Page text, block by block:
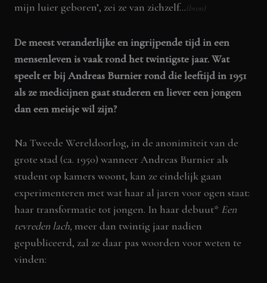
mijn luier geboren’, zei ze van zichzelf…(bron)
De meest veranderlijke en ingrijpende tijd in een
mensenleven is vaak rond het twintigste jaar. Wat
speelt er bij Andreas Burnier rond die leeftijd in 1951
als ze medicijnen gaat studeren en liever een jongen
dan een meisje wil zijn?
Na Tweede Wereldoorlog, in de anonimiteit van de
grote stad (ca. 1950) wanneer Andreas Burnier als
student op kamers woont, kan ze eindelijk gaan
experimenteren met wat haar al jaren voor ogen staat:
haar transformatie tot jongen. In haar debuut* Een
tevreden lach, meer dan twintig jaar nadien
gepubliceerd, zal ze daar pas woorden voor weten te
vinden: